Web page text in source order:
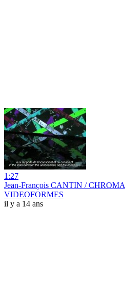
1:27
Jean-François CANTIN / CHROMA
VIDEOFORMES
il y a 14 ans